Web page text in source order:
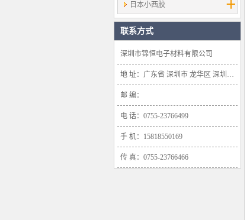
日本小西胶
联系方式
深圳市锦恒电子材料有限公司
地 址：广东省 深圳市 龙华区 深圳市龙华新区大浪办事处浪口社区华盛路134号雍景轩商业大厦1638号
邮 编：
电 话：0755-23766499
手 机：15818550169
传 真：0755-23766466